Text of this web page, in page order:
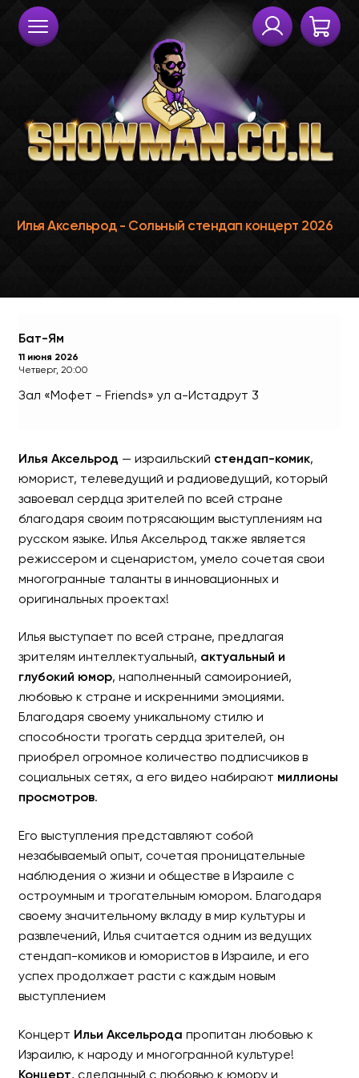
Илья Аксельрод -
Бат-Ям
11 июня 2026
Четверг, 20:00
Зал «Мофет - Friends» ул а-Истадрут 3
Илья Аксельрод — израильский стендап-комик,
юморист, телеведущий и радиоведущий, который
завоевал сердца зрителей по всей стране
благодаря своим потрясающим выступлениям на
русском языке. Илья Аксельрод также является
режиссером и сценаристом, умело сочетая свои
многогранные таланты в инновационных и
оригинальных проектах!
Илья выступает по всей стране, предлагая
зрителям интеллектуальный, актуальный и
глубокий юмор, наполненный самоиронией,
любовью к стране и искренними эмоциями.
Благодаря своему уникальному стилю и
способности трогать сердца зрителей, он
приобрел огромное количество подписчиков в
социальных сетях, а его видео набирают миллионы
просмотров.
Его выступления представляют собой
незабываемый опыт, сочетая проницательные
наблюдения о жизни и обществе в Израиле с
остроумным и трогательным юмором. Благодаря
своему значительному вкладу в мир культуры и
развлечений, Илья считается одним из ведущих
стендап-комиков и юмористов в Израиле, и его
успех продолжает расти с каждым новым
выступлением
Концерт Ильи Аксельрода пропитан любовью к
Израилю, к народу и многогранной культуре!
Концерт, сделанный с любовью к юмору и